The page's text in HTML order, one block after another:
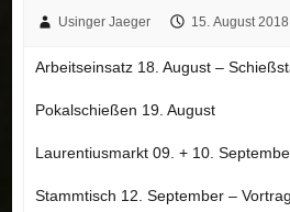
Usinger Jaeger 15. August 2018
Arbeitseinsatz 18. August –
Pokalschießen 19. August
Laurentiusmarkt 09. + 10.
Stammtisch 12. September –